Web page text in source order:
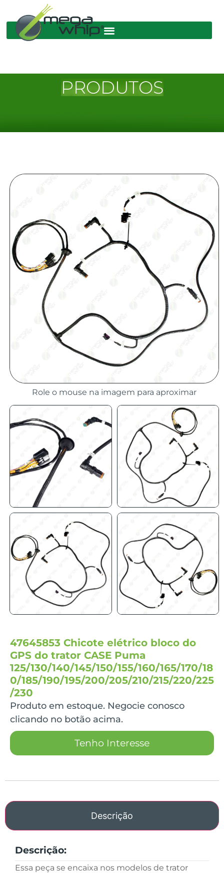
PRODUTOS
Role o mouse na imagem para aproximar
47645853 Chicote elétrico bloco do
GPS do trator CASE Puma
125/130/140/145/150/155/160/165/170/18
0/185/190/195/200/205/210/215/220/225
/230
Produto em estoque. Negocie conosco
clicando no botão acima.
Tenho Interesse
Descrição
Descrição:
Essa peça se encaixa nos modelos de trator